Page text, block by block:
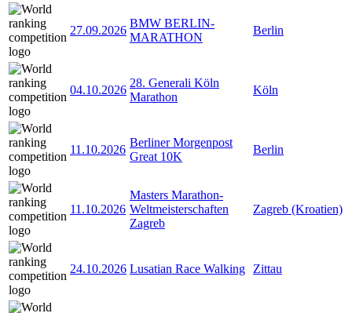
27.09.2026
BMW BERLIN-
MARATHON
Berlin
04.10.2026
28. Generali Köln
Marathon
Köln
11.10.2026
Berliner Morgenpost
Great 10K
Berlin
11.10.2026
Masters Marathon-
Weltmeisterschaften
Zagreb
Zagreb (Kroatien)
24.10.2026 Lusatian Race Walking Zittau